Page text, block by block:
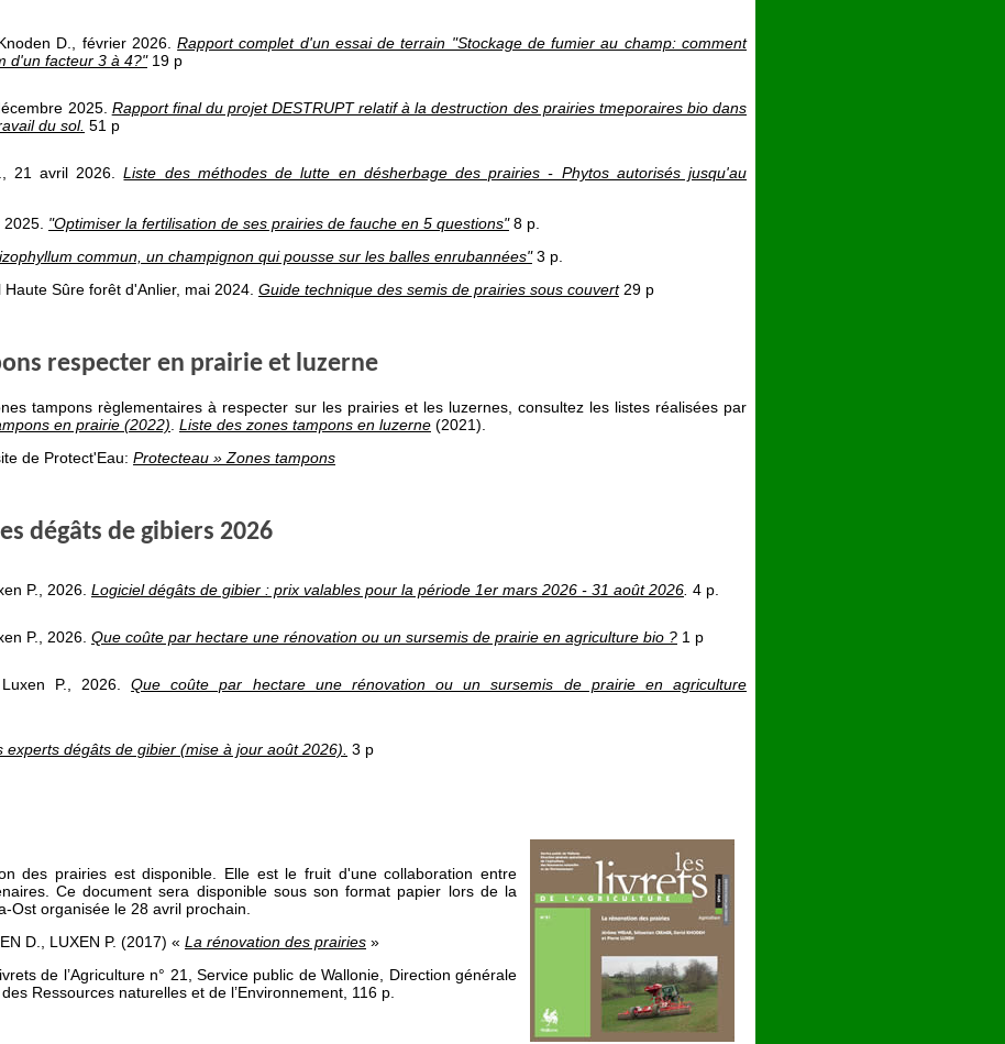
D., février 2026.Rapport complet d'un essai de terrain "Stockage de fumier au champ: comment
d'un facteur 3 à 4?"19 p
2025. Rapport final du projet DESTRUPT relatif à la destruction des prairies tmeporaires bio dans
du sol. 51 p
21 avril 2026.Liste des méthodes de lutte en désherbage des prairies - Phytos autorisés jusqu'au
"Optimiser la fertilisation de ses prairies de fauche en 5 questions"8 p.
commun, un champignon qui pousse sur les balles enrubannées"3 p.
Sûre forêt d'Anlier, mai 2024. Guide technique des semis de prairies sous couvert29 p
respecter en prairie et luzerne
tampons règlementaires à respecter sur les prairies et les luzernes, consultez les listes réalisées par
en prairie (2022) Liste des zones tampons en luzerne (2021).
de Protect'Eau: Protecteau » Zones tampons
dégâts de gibiers 2026
P., 2026. Logiciel dégâts de gibier : prix valables pour la période 1er mars 2026 - 31 août 2026. 4 p.
P., 2026. Que coûte par hectare une rénovation ou un sursemis de prairie en agriculture bio ? 1 p
P., 2026.Que coûte par hectare une rénovation ou un sursemis de prairie en agriculture
experts dégâts de gibier (mise à jour août 2026). 3 p
des prairies est disponible. Elle est le fruit d'une collaboration entre
Ce document sera disponible sous son format papier lors de la
Ost organisée le 28 avril prochain.
D., LUXEN P. (2017) « La rénovation des prairies »
de l’Agriculture n° 21, Service public de Wallonie, Direction générale
Ressources naturelles et de l’Environnement, 116 p.